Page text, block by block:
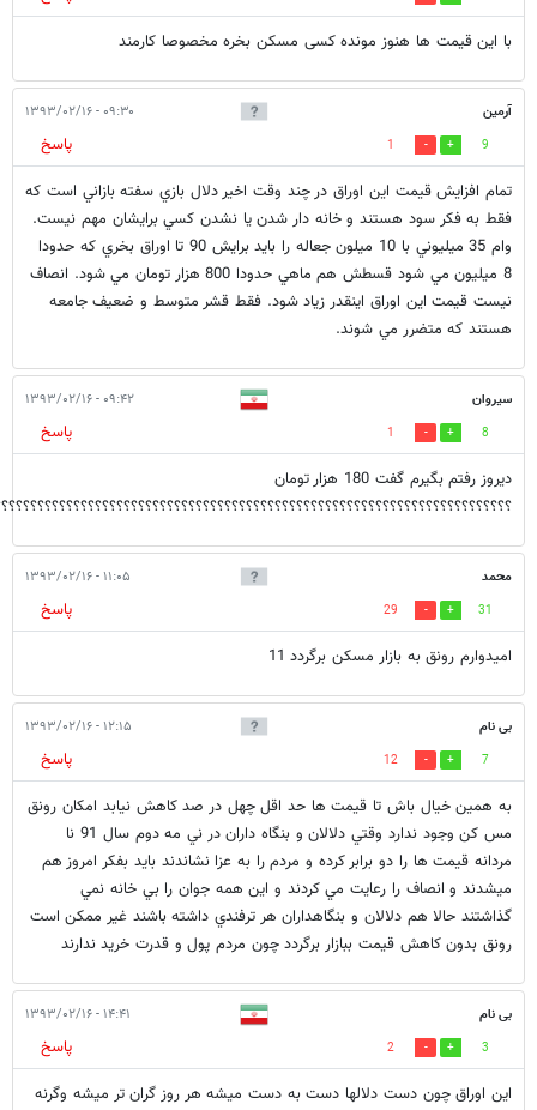
با این قیمت ها هنوز مونده کسی مسکن بخره مخصوصا کارمند
آرمين ۰۹:۳۰ - ۱۳۹۳/۰۲/۱۶
9
1
پاسخ
تمام افزايش قيمت اين اوراق در چند وقت اخير دلال بازي سفته بازاني است كه
فقط به فكر سود هستند و خانه دار شدن يا نشدن كسي برايشان مهم نيست.
وام 35 ميليوني با 10 ميلون جعاله را بايد برايش 90 تا اوراق بخري كه حدودا
8 ميليون مي شود قسطش هم ماهي حدودا 800 هزار تومان مي شود. انصاف
نيست قيمت اين اوراق اينقدر زياد شود. فقط قشر متوسط و ضعيف جامعه
هستند كه متضرر مي شوند.
سیروان ۰۹:۴۲ - ۱۳۹۳/۰۲/۱۶
8
1
پاسخ
دیروز رفتم بگیرم گفت 180 هزار تومان
محمد ۱۱:۰۵ - ۱۳۹۳/۰۲/۱۶
31
29
پاسخ
امیدوارم رونق به بازار مسکن برگردد 11
بی نام ۱۲:۱۵ - ۱۳۹۳/۰۲/۱۶
7
12
پاسخ
به همين خيال باش تا قيمت ها حد اقل چهل در صد كاهش نيابد امكان رونق
مس كن وجود ندارد وقتي دلالان و بنگاه داران در ني مه دوم سال 91 نا
مردانه قيمت ها را دو برابر كرده و مردم را به عزا نشاندند بايد بفكر امروز هم
ميشدند و انصاف را رعايت مي كردند و اين همه جوان را بي خانه نمي
گذاشتند حالا هم دلالان و بنگاهداران هر ترفندي داشته باشند غير ممكن است
رونق بدون كاهش قيمت ببازار برگردد چون مردم پول و قدرت خريد ندارند
بی نام ۱۴:۴۱ - ۱۳۹۳/۰۲/۱۶
3
2
پاسخ
این اوراق چون دست دلالها دست به دست میشه هر روز گران تر میشه وگرنه